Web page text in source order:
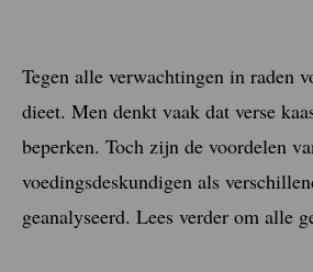
Tegen alle verwachtingen in raden
dieet. Men denkt vaak dat verse
beperken. Toch zijn de voordelen
voedingsdeskundigen als
geanalyseerd. Lees verder om alle